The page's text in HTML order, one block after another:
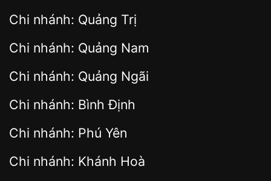
Chi nhánh: Quảng Trị
Chi nhánh: Quảng Nam
Chi nhánh: Quảng Ngãi
Chi nhánh: Bình Định
Chi nhánh: Phú Yên
Chi nhánh: Khánh Hoà